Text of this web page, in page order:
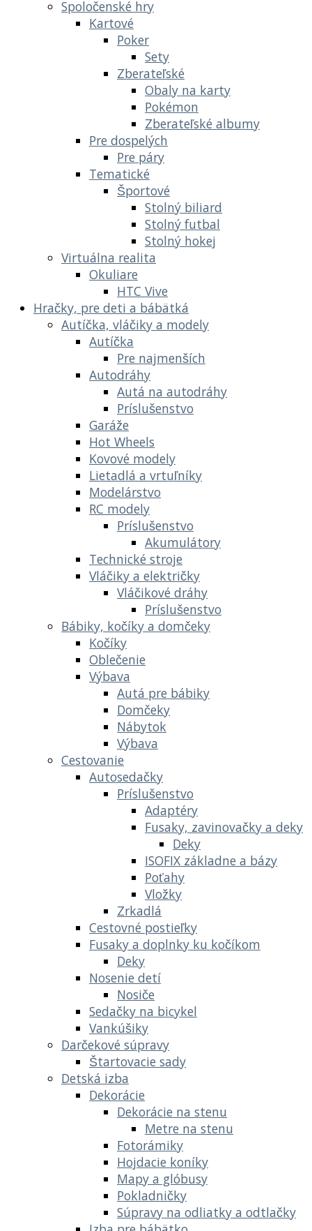
Spoločenské hry
Kartové
Poker
Sety
Zberateľské
Obaly na karty
Pokémon
Zberateľské albumy
Pre dospelých
Pre páry
Tematické
Športové
Stolný biliard
Stolný futbal
Stolný hokej
Virtuálna realita
Okuliare
HTC Vive
Hračky, pre deti a bábätká
Autíčka, vláčiky a modely
Autíčka
Pre najmenších
Autodráhy
Autá na autodráhy
Príslušenstvo
Garáže
Hot Wheels
Kovové modely
Lietadlá a vrtuľníky
Modelárstvo
RC modely
Príslušenstvo
Akumulátory
Technické stroje
Vláčiky a električky
Vláčikové dráhy
Príslušenstvo
Bábiky, kočíky a domčeky
Kočíky
Oblečenie
Výbava
Autá pre bábiky
Domčeky
Nábytok
Výbava
Cestovanie
Autosedačky
Príslušenstvo
Adaptéry
Fusaky, zavinovačky a deky
Deky
ISOFIX základne a bázy
Poťahy
Vložky
Zrkadlá
Cestovné postieľky
Fusaky a doplnky ku kočíkom
Deky
Nosenie detí
Nosiče
Sedačky na bicykel
Vankúšiky
Darčekové súpravy
Štartovacie sady
Detská izba
Dekorácie
Dekorácie na stenu
Metre na stenu
Fotorámiky
Hojdacie koníky
Mapy a glóbusy
Pokladničky
Súpravy na odliatky a odtlačky